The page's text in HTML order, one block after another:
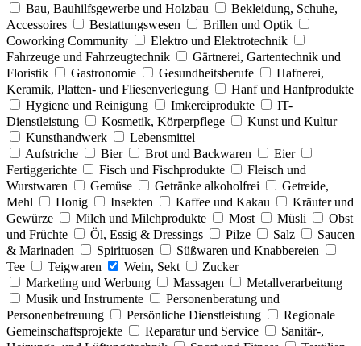
Bau, Bauhilfsgewerbe und Holzbau
Bekleidung, Schuhe,
Accessoires
Bestattungswesen
Brillen und Optik
Coworking Community
Elektro und Elektrotechnik
Fahrzeuge und Fahrzeugtechnik
Gärtnerei, Gartentechnik und
Floristik
Gastronomie Gesundheitsberufe
Hafnerei,
Keramik, Platten- und Fliesenverlegung
Hanf und Hanfprodukte
Hygiene und Reinigung
Imkereiprodukte
IT-
Dienstleistung
Kosmetik, Körperpflege
Kunst und Kultur
Kunsthandwerk
Lebensmittel
Aufstriche
Bier Brot und Backwaren
Eier
Fertiggerichte
Fisch und Fischprodukte
Fleisch und
Wurstwaren
Gemüse Getränke alkoholfrei
Getreide,
Mehl
Honig Insekten Kaffee und Kakau
Kräuter und
Gewürze
Milch und Milchprodukte Most Müsli
Obst
und Früchte
Öl, Essig & Dressings Pilze Salz
Saucen
& Marinaden
Spirituosen
Süßwaren und Knabbereien
Tee
Teigwaren Wein, Sekt
Zucker
Marketing und Werbung
Massagen
Metallverarbeitung
Musik und Instrumente
Personenberatung und
Personenbetreuung
Persönliche Dienstleistung
Regionale
Gemeinschaftsprojekte
Reparatur und Service
Sanitär-,